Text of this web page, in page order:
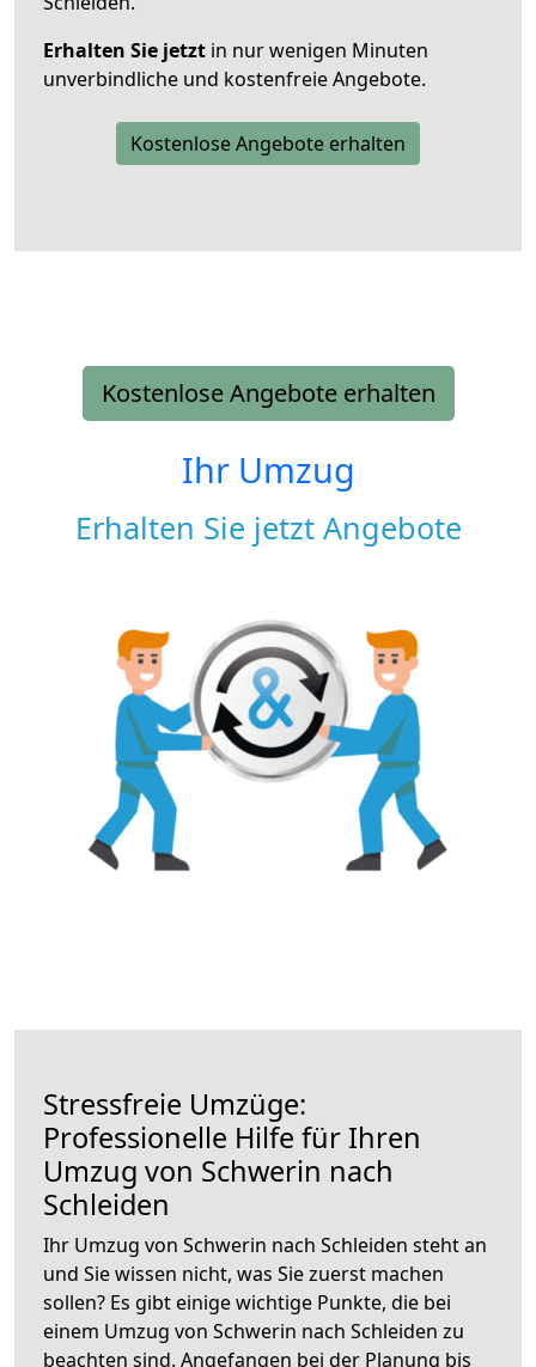
Erhalten Sie jetzt in nur wenigen Minuten
unverbindliche und kostenfreie Angebote.
Kostenlose Angebote erhalten
Kostenlose Angebote erhalten
Ihr Umzug
Erhalten Sie jetzt Angebote
Stressfreie Umzüge:
Professionelle Hilfe für Ihren
Umzug von Schwerin nach
Schleiden
Ihr Umzug von Schwerin nach Schleiden steht an
und Sie wissen nicht, was Sie zuerst machen
sollen? Es gibt einige wichtige Punkte, die bei
einem Umzug von Schwerin nach Schleiden zu
beachten sind. Angefangen bei der Planung bis